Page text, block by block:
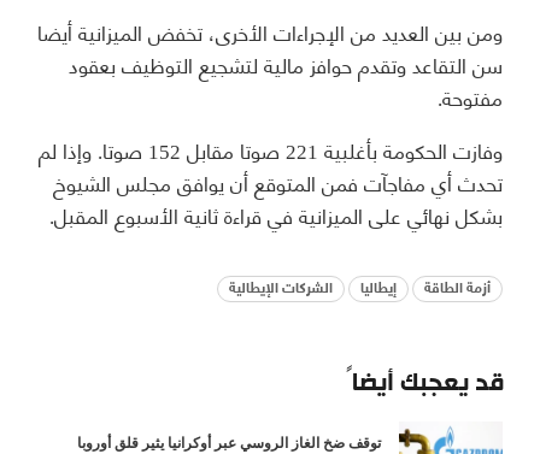
ومن بين العديد من الإجراءات الأخرى، تخفض الميزانية أيضا
سن التقاعد وتقدم حوافز مالية لتشجيع التوظيف بعقود
مفتوحة.
وفازت الحكومة بأغلبية 221 صوتا مقابل 152 صوتا. وإذا لم
تحدث أي مفاجآت فمن المتوقع أن يوافق مجلس الشيوخ
بشكل نهائي على الميزانية في قراءة ثانية الأسبوع المقبل.
أزمة الطاقة إيطاليا الشركات الإيطالية
قد يعجبك أيضاً
توقف ضخ الغاز الروسي عبر أوكرانيا يثير قلق أوروبا